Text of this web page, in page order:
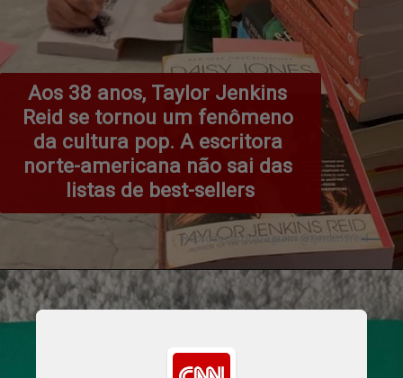
Aos 38 anos, Taylor Jenkins
Reid se tornou um fenômeno
da cultura pop. A escritora
norte-americana não sai das
listas de best-sellers
Reprodução Instagram @tjenkinsreid